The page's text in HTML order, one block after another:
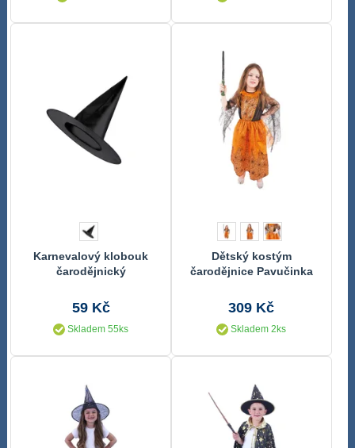
Karnevalový klobouk
čarodějnický
59 Kč
Skladem 55ks
Dětský kostým
čarodějnice Pavučinka
309 Kč
Skladem 2ks